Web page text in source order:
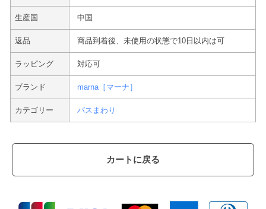
生産国 中国
返品 商品到着後、未使用の状態で10日以内は可
ラッピング 対応可
ブランド marna［マーナ］
カテゴリー バスまわり
カートに戻る